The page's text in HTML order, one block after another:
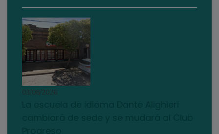
03/08/2026